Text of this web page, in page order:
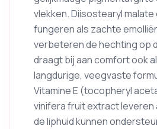
vlekken. Diisostearyl
fungeren als zachte
verbeteren de hechting op
draagt bij aan comfort ook
langdurige, veegvaste
Vitamine E (tocopheryl
vinifera fruit extract leveren
de liphuid kunnen